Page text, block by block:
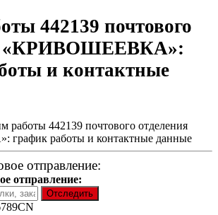
442139 почтового
«КРИВОШЕЕВКА»:
и контактные
работы 442139 почтового отделения
работы и контактные данные
отправление:
отправление: